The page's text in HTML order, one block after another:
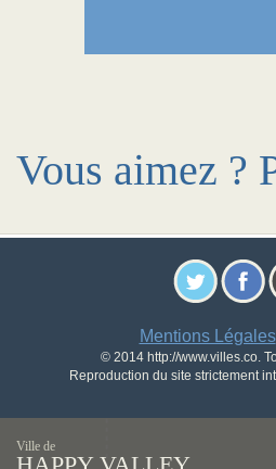
Vous aimez ?
Mentions Légales
© 2014 http://www.villes.co.
Reproduction du site strictement
Ville de